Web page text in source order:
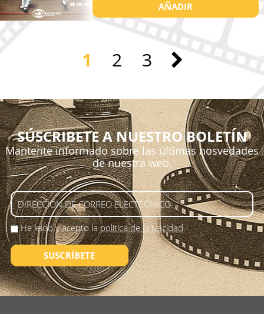
AÑADIR
1 2 3
SÚSCRIBETE A NUESTRO BOLETÍN
Mantente informado sobre las últimas nosvedades
de nuestra web.
He leído y acepto lapolítica de privacidad.
SUSCRÍBETE